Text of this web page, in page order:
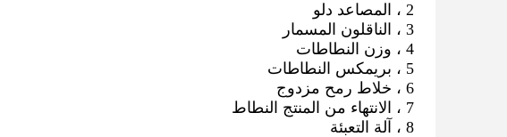
2 ، المصاعد دلو
3 ، الناقلون المسمار
4 ، وزن النطاطات
5 ، بريمكس النطاطات
6 ، خلاط رمح مزدوج
7 ، الانتهاء من المنتج النطاط
8 ، آلة التعبئة